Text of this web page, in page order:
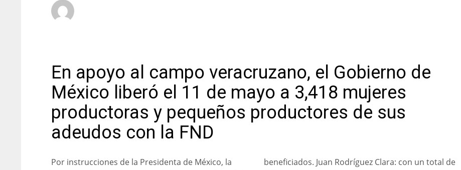
En apoyo al campo veracruzano, el Gobierno de
México liberó el 11 de mayo a 3,418 mujeres
productoras y pequeños productores de sus
adeudos con la FND
Por instrucciones de la Presidenta de México, la
beneficiados. Juan Rodríguez Clara: con un total de